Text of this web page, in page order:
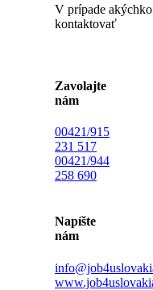
V prípade
kontaktovať
Zavolajte
nám
00421/915
231 517
00421/944
258 690
Napíšte
nám